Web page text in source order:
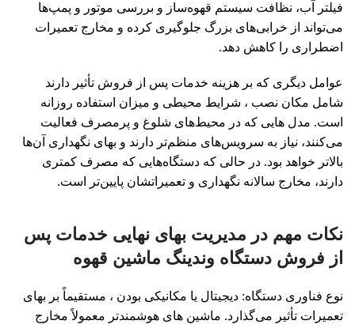
فیلتر آب، نظافت سیستم قهوه‌ساز و بررسی موتور و پمپ‌ها
می‌تواند از خرابی‌های بزرگ جلوگیری کرده و مخارج تعمیرات
اضطراری را کاهش دهد.
عوامل دیگری که بر هزینه خدمات پس از فروش تأثیر دارند
شامل مکان نصب ، شرایط محیطی و میزان استفاده روزانه
است. مدل هایی که در محیط‌های شلوغ و پرمصرف فعالیت
می‌کنند، نیاز به سرویس‌های منظم‌تر دارند و بهای نگهداری آن‌ها
بالاتر خواهد بود. در حالی که دستگاه‌هایی که مصرف کمتری
دارند، مخارج سالانه نگهداری و تعمیراتشان پایین‌تر است.
نکات مهم در مدیریت بهای نهایی خدمات پس
از فروش دستگاه وندینگ ماشین قهوه
نوع فناوری دستگاه: دیجیتال یا مکانیکی بودن ، مستقیماً بر بهای
تعمیرات تأثیر می‌گذارد. ماشین ‌های هوشمندتر معمولاً مخارج